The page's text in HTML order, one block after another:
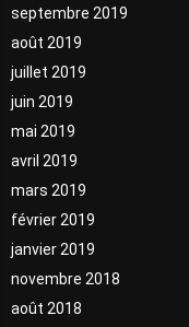
septembre 2019
août 2019
juillet 2019
juin 2019
mai 2019
avril 2019
mars 2019
février 2019
janvier 2019
novembre 2018
août 2018